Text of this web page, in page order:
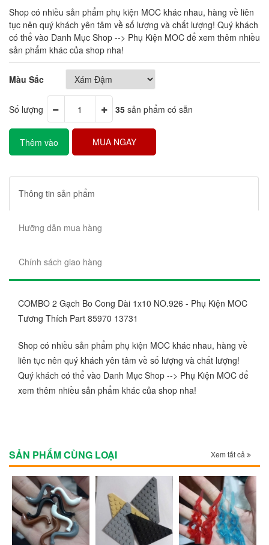
Shop có nhiều sản phẩm phụ kiện MOC khác nhau, hàng về liên
tục nên quý khách yên tâm về số lượng và chất lượng! Quý khách
có thể vào Danh Mục Shop --> Phụ Kiện MOC để xem thêm nhiều
sản phẩm khác của shop nha!
Màu Sắc
Số lượng 35 sản phẩm có sẵn
Thêm vào MUA NGAY
Thông tin sản phẩm
Hưỡng dẫn mua hàng
Chính sách giao hàng
COMBO 2 Gạch Bo Cong Dài 1x10 NO.926 - Phụ Kiện MOC
Tương Thích Part 85970 13731
Shop có nhiều sản phẩm phụ kiện MOC khác nhau, hàng về
liên tục nên quý khách yên tâm về số lượng và chất lượng!
Quý khách có thể vào Danh Mục Shop --> Phụ Kiện MOC để
xem thêm nhiều sản phẩm khác của shop nha!
SẢN PHẨM CÙNG LOẠI Xem tất cả